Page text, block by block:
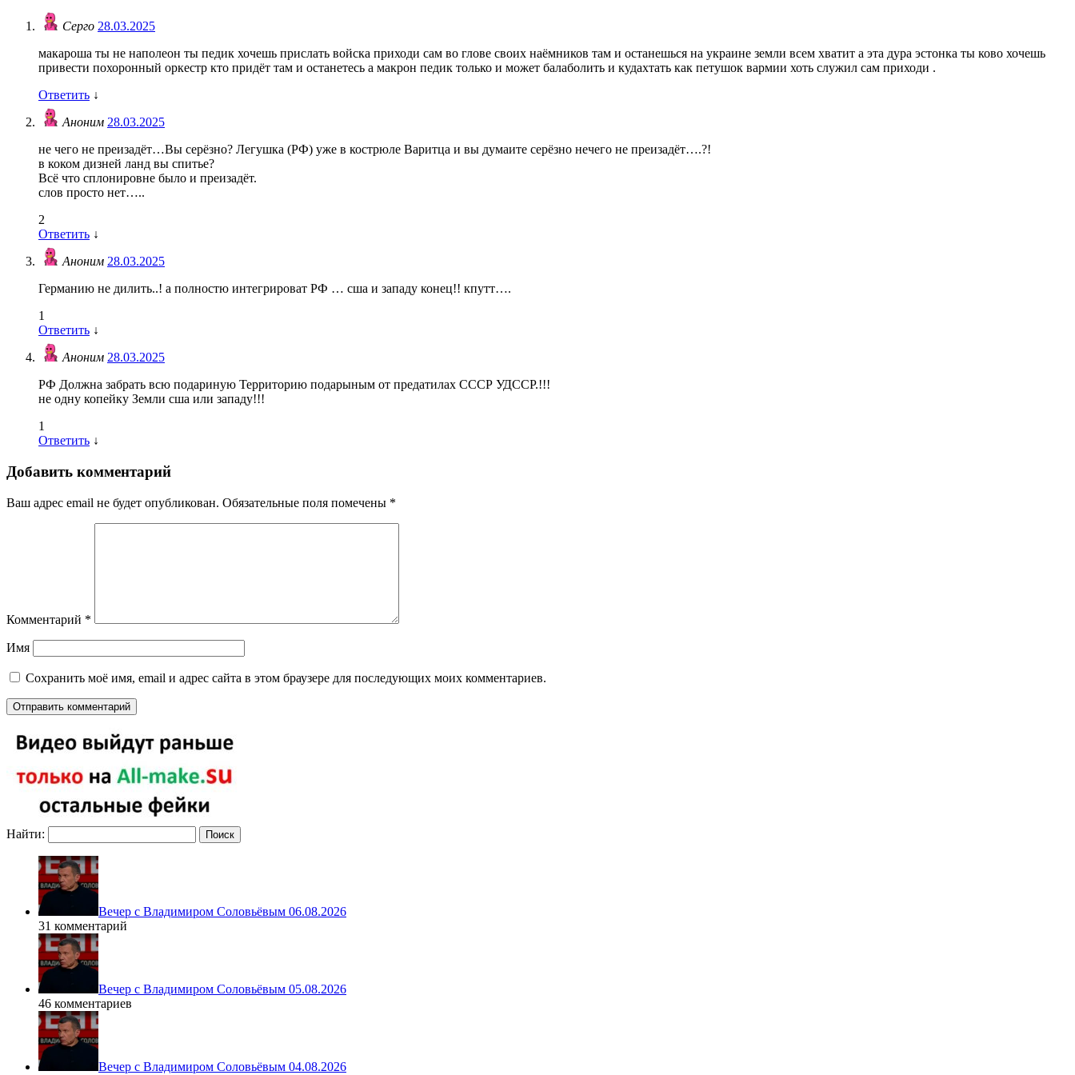
Серго 28.03.2025
макароша ты не наполеон ты педик хочешь прислать войска приходи сам во глове своих наёмников там и останешься на украине земли всем хватит а эта дура эстонка ты ково хочешь
привести похоронный оркестр кто придёт там и останетесь а макрон педик только и может балаболить и кудахтать как петушок вармии хоть служил сам приходи .
Ответить ↓
Аноним 28.03.2025
не чего не преизадёт…Вы серёзно? Легушка (РФ) уже в кострюле Варитца и вы думаите серёзно нечего не преизадёт….?!
в коком дизней ланд вы спитье?
Всё что сплонировне было и преизадёт.
слов просто нет…..
2
Ответить ↓
Аноним 28.03.2025
Германию не дилить..! а полностю интегрироват РФ … сша и западу конец!! кпутт….
1
Ответить ↓
Аноним 28.03.2025
РФ Должна забрать всю подариную Территорию подарыным от предатилах СССР УДССР.!!!
не одну копейку Земли сша или западу!!!
1
Ответить ↓
Добавить комментарий
Ваш адрес email не будет опубликован. Обязательные поля помечены *
Комментарий *
Имя
Сохранить моё имя, email и адрес сайта в этом браузере для последующих моих комментариев.
Найти:
Вечер с Владимиром Соловьёвым 06.08.2026
31 комментарий
Вечер с Владимиром Соловьёвым 05.08.2026
46 комментариев
Вечер с Владимиром Соловьёвым 04.08.2026